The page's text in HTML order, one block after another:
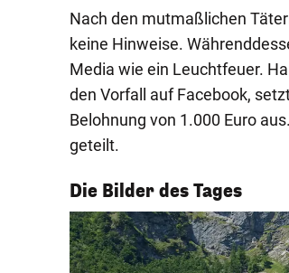
Nach den mutmaßlichen
keine Hinweise.
Media wie ein Leuchtfeuer.
den Vorfall auf Facebook,
Belohnung von 1.000 Euro
geteilt.
Die Bilder des Tages
1/55